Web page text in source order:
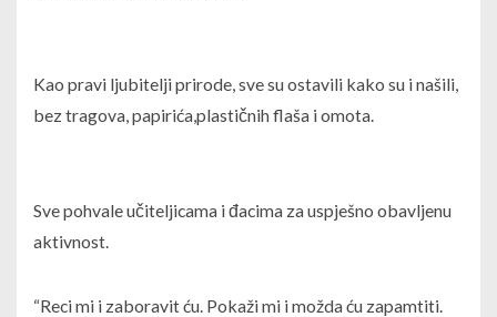
Kao pravi ljubitelji prirode, sve su ostavili kako su i našili,
bez tragova, papirića,plastičnih flaša i omota.
Sve pohvale učiteljicama i đacima za uspješno obavljenu
aktivnost.
“Reci mi i zaboravit ću. Pokaži mi i možda ću zapamtiti.